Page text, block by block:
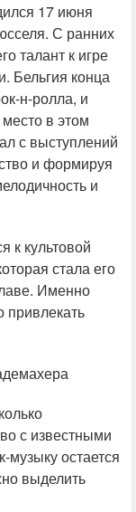
17 июня
С ранних
талант к игре
Бельгия конца
н-ролла, и
в этом
с выступлений
и формируя
и
к культовой
стала его
Именно
привлекать
с известными
музыку остается
выделить